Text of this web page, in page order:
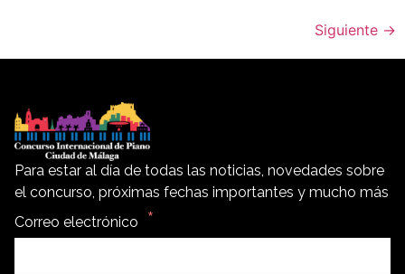
Siguiente →
Para estar al día de todas las noticias, novedades sobre
el concurso, próximas fechas importantes y mucho más
Correo electrónico